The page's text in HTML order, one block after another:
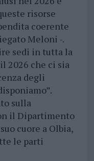
risorse
coerente
Meloni -.
sedi in tutta la
2026 che ci sia
degli
sulla
il Dipartimento
cuore a Olbia,
le parti